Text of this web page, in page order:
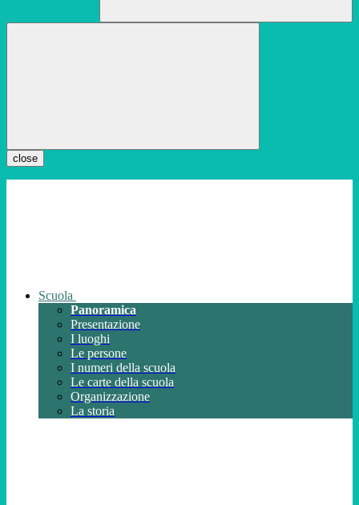
close
Scuola
Panoramica
Presentazione
I luoghi
Le persone
I numeri della scuola
Le carte della scuola
Organizzazione
La storia